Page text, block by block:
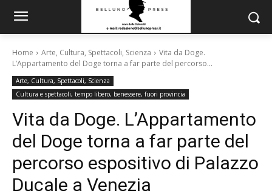
Home Arte, Cultura, Spettacoli, Scienza
Vita da Doge.
L’Appartamento del Doge torna a far parte del percorso...
Arte, Cultura, Spettacoli, Scienza
Cultura e spettacoli, tempo libero, benessere, fuori provincia
Vita da Doge. L’Appartamento
del Doge torna a far parte del
percorso espositivo di Palazzo
Ducale a Venezia